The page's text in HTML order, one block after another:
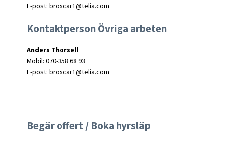
E-post: broscar1@telia.com
Kontaktperson Övriga arbeten
Anders Thorsell
Mobil: 070-358 68 93
E-post: broscar1@telia.com
Begär offert / Boka hyrsläp